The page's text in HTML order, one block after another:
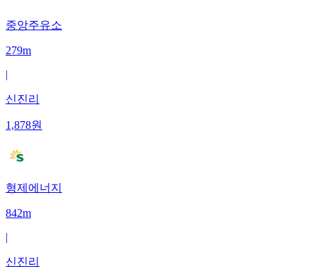
중앙주유소
279m
|
신진리
1,878원
형제에너지
842m
|
신진리